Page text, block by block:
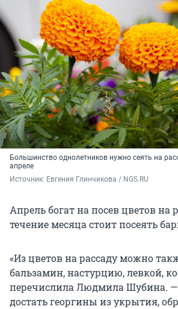
Большинство однолетников нужно сеять на
апреле
Источник: Евгения Глинчикова / NGS.RU
Апрель богат на посев цветов на
течение месяца стоит посеять
«Из цветов на рассаду можно
бальзамин, настурцию, левкой,
перечислила Людмила Шубина. —
достать георгины из укрытия,